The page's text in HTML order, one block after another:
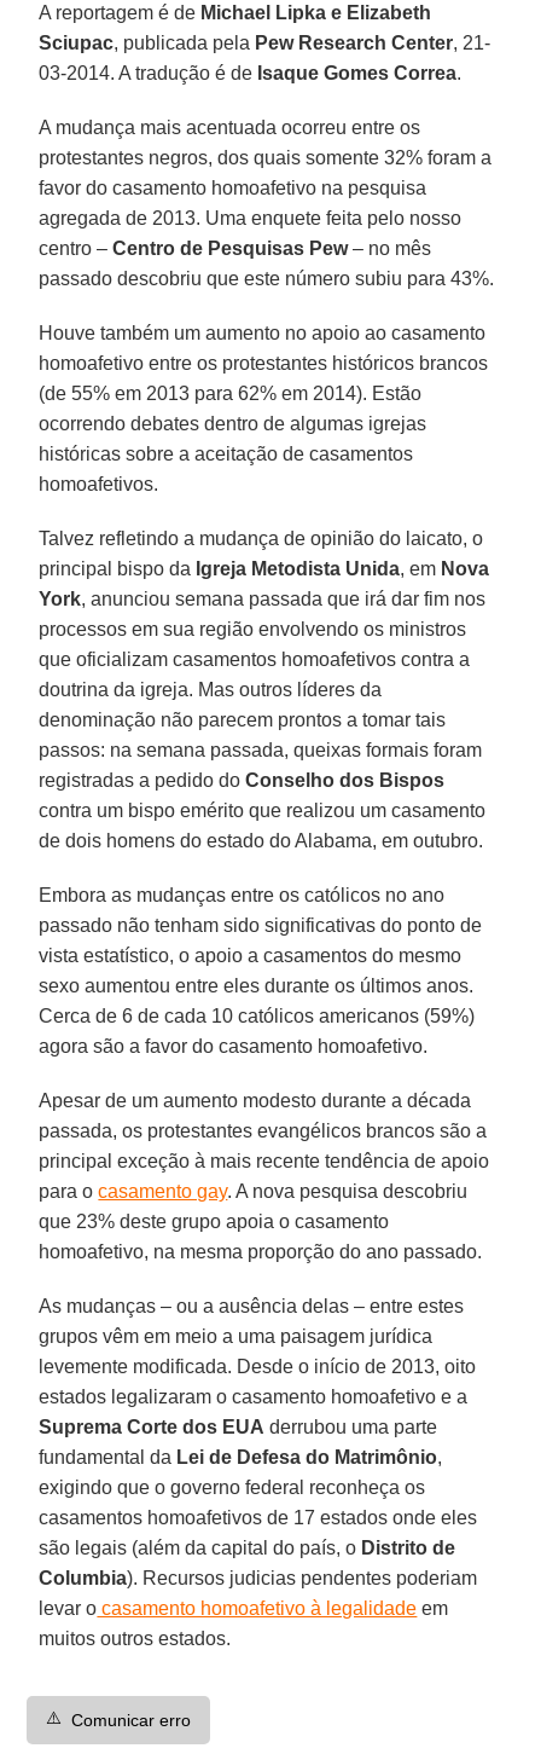
A reportagem é de Michael Lipka e Elizabeth
Sciupac, publicada pela Pew Research Center, 21-
03-2014. A tradução é de Isaque Gomes Correa.
A mudança mais acentuada ocorreu entre os
protestantes negros, dos quais somente 32% foram a
favor do casamento homoafetivo na pesquisa
agregada de 2013. Uma enquete feita pelo nosso
centro –Centro de Pesquisas Pew– no mês
passado descobriu que este número subiu para 43%.
Houve também um aumento no apoio ao casamento
homoafetivo entre os protestantes históricos brancos
(de 55% em 2013 para 62% em 2014). Estão
ocorrendo debates dentro de algumas igrejas
históricas sobre a aceitação de casamentos
homoafetivos.
Talvez refletindo a mudança de opinião do laicato, o
principal bispo da Igreja Metodista Unida, em Nova
York, anunciou semana passada que irá dar fim nos
processos em sua região envolvendo os ministros
que oficializam casamentos homoafetivos contra a
doutrina da igreja. Mas outros líderes da
denominação não parecem prontos a tomar tais
passos: na semana passada, queixas formais foram
registradas a pedido doConselho dos Bispos
contra um bispo emérito que realizou um casamento
de dois homens do estado do Alabama, em outubro.
Embora as mudanças entre os católicos no ano
passado não tenham sido significativas do ponto de
vista estatístico, o apoio a casamentos do mesmo
sexo aumentou entre eles durante os últimos anos.
Cerca de 6 de cada 10 católicos americanos (59%)
agora são a favor do casamento homoafetivo.
Apesar de um aumento modesto durante a década
passada, os protestantes evangélicos brancos são a
principal exceção à mais recente tendência de apoio
para ocasamento gay. A nova pesquisa descobriu
que 23% deste grupo apoia o casamento
homoafetivo, na mesma proporção do ano passado.
As mudanças – ou a ausência delas – entre estes
grupos vêm em meio a uma paisagem jurídica
levemente modificada. Desde o início de 2013, oito
estados legalizaram o casamento homoafetivo e a
Suprema Corte dos EUA derrubou uma parte
fundamental da Lei de Defesa do Matrimônio,
exigindo que o governo federal reconheça os
casamentos homoafetivos de 17 estados onde eles
são legais (além da capital do país, o Distrito de
Columbia). Recursos judicias pendentes poderiam
levar o casamento homoafetivo à legalidade em
muitos outros estados.
⚠️ Comunicar erro